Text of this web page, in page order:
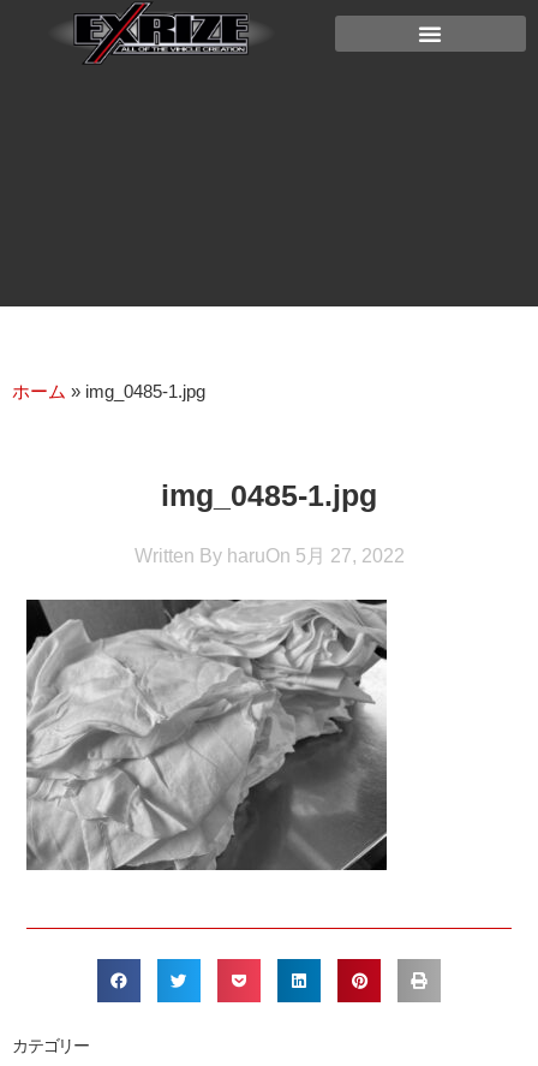
ホーム » img_0485-1.jpg
img_0485-1.jpg
Written ByharuOn 5月 27, 2022
カテゴリー